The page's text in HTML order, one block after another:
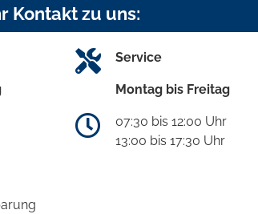
Kontakt zu uns:
Service
Montag bis Freitag
07:30 bis 12:00 Uhr
13:00 bis 17:30 Uhr